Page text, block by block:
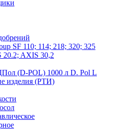
SF 110; 114; 218; 320; 325
AXIS 30,2
(D-POL) 1000 л D. Pol L
изделия (РТИ)